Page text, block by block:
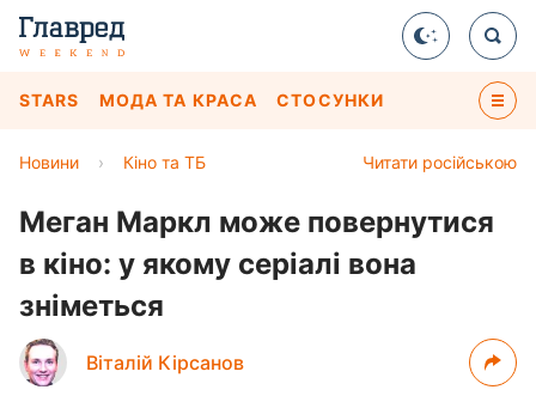
STARS МОДА ТА КРАСА СТОСУНКИ
Читати російською
Новини › Кіно та ТБ
Меган Маркл може повернутися
в кіно: у якому серіалі вона
зніметься
Віталій Кірсанов